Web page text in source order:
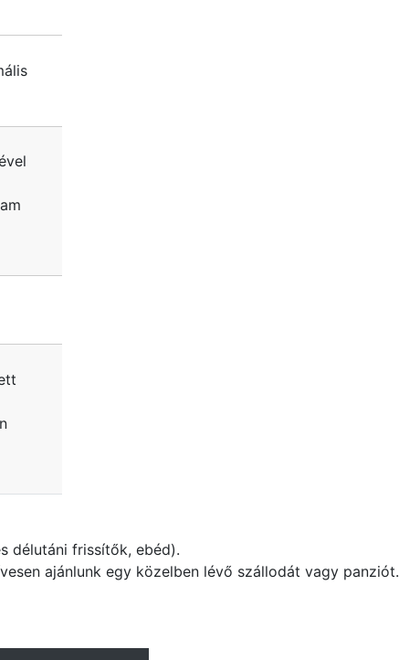
délutáni frissítők, ebéd).
ajánlunk egy közelben lévő szállodát vagy panziót.